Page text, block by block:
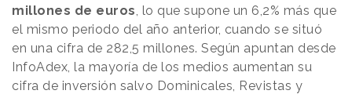
millones de euros , lo que supone un 6,2% más que
el mismo periodo del año anterior, cuando se situó
en una cifra de 282,5 millones. Según apuntan desde
InfoAdex, la mayoría de los medios aumentan su
cifra de inversión salvo Dominicales, Revistas y